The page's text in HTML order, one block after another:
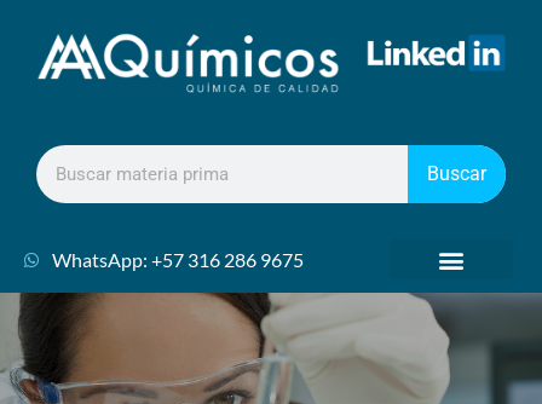
Buscar
WhatsApp: +57 316 286 9675